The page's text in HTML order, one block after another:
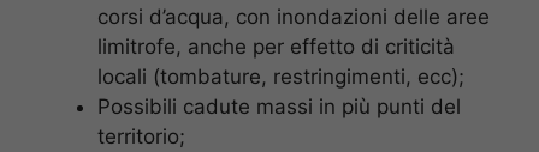
corsi d’acqua, con inondazioni delle aree
limitrofe, anche per effetto di criticità
locali (tombature, restringimenti, ecc);
Possibili cadute massi in più punti del
territorio;